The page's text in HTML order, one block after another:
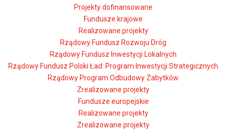
Projekty dofinansowane
Fundusze krajowe
Realizowane projekty
Rządowy Fundusz Rozwoju Dróg
Rządowy Fundusz Inwestycji Lokalnych
Rządowy Fundusz Polski Ład: Program Inwestycji Strategicznych
Rządowy Program Odbudowy Zabytków
Zrealizowane projekty
Fundusze europejskie
Realizowane projekty
Zrealizowane projekty